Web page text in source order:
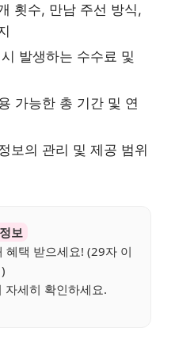
횟수, 만남 주선 방식,
발생하는 수수료 및
가능한 총 기간 및 연
보의 관리 및 제공 범위
보
혜택 받으세요! (29자 이
자세히 확인하세요.